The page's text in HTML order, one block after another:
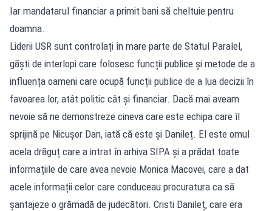
Iar mandatarul financiar a primit bani să cheltuie pentru
doamna.
Liderii USR sunt controlați în mare parte de Statul Paralel,
găști de interlopi care folosesc funcții publice și metode de a
influența oameni care ocupă funcții publice de a lua decizii în
favoarea lor, atât politic cât și financiar. Dacă mai aveam
nevoie să ne demonstreze cineva care este echipa care îl
sprijină pe Nicușor Dan, iată că este și Danileț. El este omul
acela drăguț care a intrat în arhiva SIPA și a prădat toate
informațiile de care avea nevoie Monica Macovei, care a dat
acele informații celor care conduceau procuratura ca să
șantajeze o grămadă de judecători. Cristi Danileț, care era